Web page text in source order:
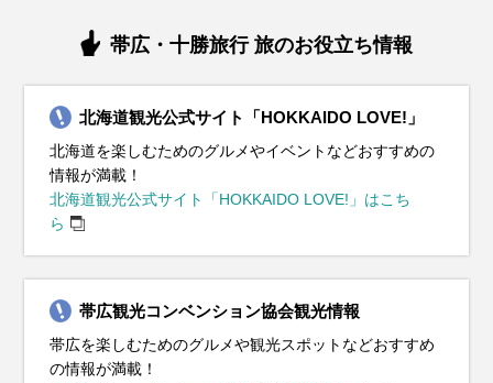
帯広・十勝旅行 旅のお役立ち情報
北海道観光公式サイト「HOKKAIDO LOVE!」
北海道を楽しむためのグルメやイベントなどおすすめの
情報が満載！
北海道観光公式サイト「HOKKAIDO LOVE!」はこち
ら
帯広観光コンベンション協会観光情報
帯広を楽しむためのグルメや観光スポットなどおすすめ
の情報が満載！